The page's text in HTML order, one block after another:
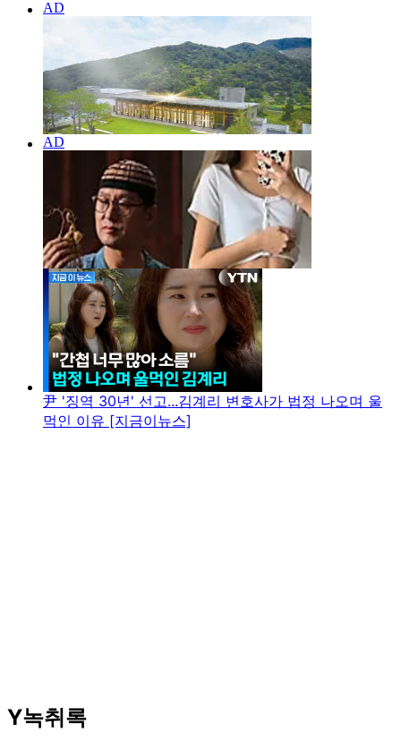
尹 '징역 30년' 선고...김계리 변호사가 법정 나오며 울
먹인 이유 [지금이뉴스]
Y녹취록